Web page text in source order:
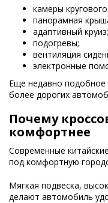
камеры
панорамная
адаптивный круиз;
подогревы;
вентиляция
электронные
Еще недавно
более дорогих
Почему
комфортнее
Современные
под комфортную
Мягкая подвеска,
делают автомобиль